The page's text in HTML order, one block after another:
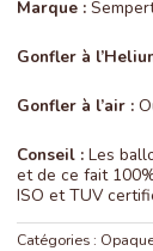
Marque :
Gonfler à
Gonfler à l’air :
Conseil : Les
et de ce fait
ISO et TUV
Catégories :